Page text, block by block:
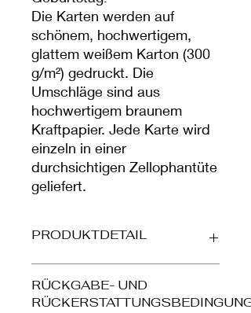
Die Karten werden auf
schönem, hochwertigem,
glattem weißem Karton (300
g/m²) gedruckt. Die
Umschläge sind aus
hochwertigem braunem
Kraftpapier. Jede Karte wird
einzeln in einer
durchsichtigen Zellophantüte
geliefert.
PRODUKTDETAIL
hochwertiger, glatter weißer Karte
(300 g/m²). Der Umschlag ist aus
RÜCKGABE- UND